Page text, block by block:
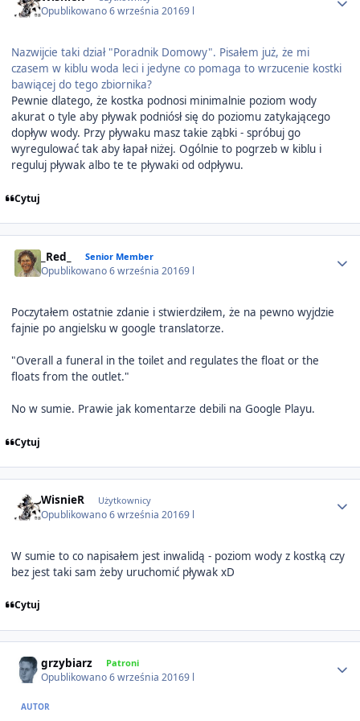
Opublikowano6 września 20169 l
Nazwijcie taki dział "Poradnik Domowy". Pisałem już, że mi
czasem w kiblu woda leci i jedyne co pomaga to wrzucenie kostki
bawiącej do tego zbiornika?
Pewnie dlatego, że kostka podnosi minimalnie poziom wody
akurat o tyle aby pływak podniósł się do poziomu zatykającego
dopływ wody. Przy pływaku masz takie ząbki - spróbuj go
wyregulować tak aby łapał niżej. Ogólnie to pogrzeb w kiblu i
reguluj pływak albo te te pływaki od odpływu.
Cytuj
_Red_ Senior Member
Opublikowano6 września 20169 l
Poczytałem ostatnie zdanie i stwierdziłem, że na pewno wyjdzie
fajnie po angielsku w google translatorze.
"Overall a funeral in the toilet and regulates the float or the
floats from the outlet."
No w sumie. Prawie jak komentarze debili na Google Playu.
Cytuj
WisnieR Użytkownicy
Opublikowano6 września 20169 l
W sumie to co napisałem jest inwalidą - poziom wody z kostką czy
bez jest taki sam żeby uruchomić pływak xD
Cytuj
grzybiarz Patroni
Opublikowano6 września 20169 l
AUTOR